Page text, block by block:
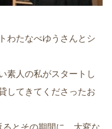
わたなべゆうさんとシ
素人の私がスタートし
してきてくださったお
とその期間に、大変な